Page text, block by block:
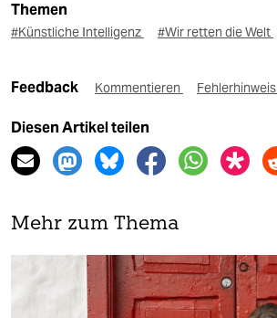
Themen
#Künstliche Intelligenz #Wir retten die Welt
Feedback Kommentieren Fehlerhinweis
Diesen Artikel teilen
Mehr zum Thema